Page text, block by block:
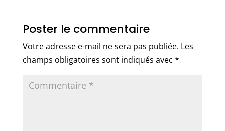
Poster le commentaire
Votre adresse e-mail ne sera pas publiée. Les
champs obligatoires sont indiqués avec *